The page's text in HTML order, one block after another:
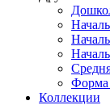
Форма
Коллекции